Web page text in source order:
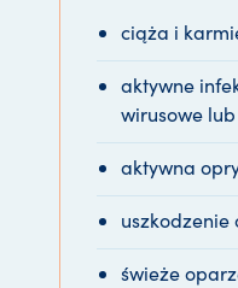
ciąża i
aktywne
wirusowe
aktywna
uszkodzenie
świeże